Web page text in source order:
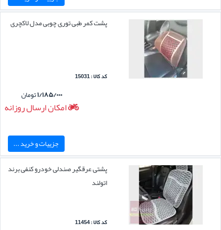
پشت کمر طبی توری چوبی مدل لاکچری
کد کالا : 15031
۱/۱۸۵/۰۰۰تومان
امکان ارسال روزانه
جزییات و خرید ...
پشتی عرقگیر صندلی خودرو کنفی برند
اتولند
کد کالا : 11454